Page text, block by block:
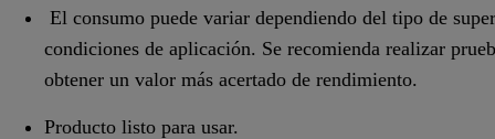
El consumo puede variar dependiendo del tipo de
condiciones de aplicación. Se recomienda realizar
obtener un valor más acertado de rendimiento.
Producto listo para usar.